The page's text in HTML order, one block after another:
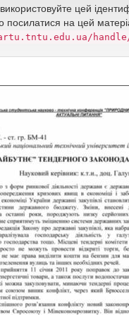
цей
посилатися на цей
handle/